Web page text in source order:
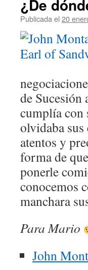
¿De
Publicada el 20
de Sucesión
cumplía con
olvidaba sus
atentos y
forma de
ponerle
conocemos
manchara
Para Mario
John